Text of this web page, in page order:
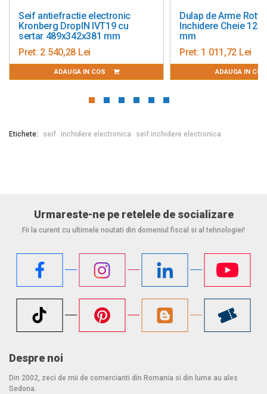
Grosime usa: 62 mm
Grosime perete: 24 mm
1 an garantie
Dimensiuni exterioare:638 x 650 x 550 mm
*Datorita accesoriilor, adâncimea exterioara creste cu 60 mm
antiefractie electronic
DropIN IVT19 cu
489x342x381 mm
2 540,28 Lei
ADAUGA IN COS
Dulap de Arme Rottner Gun 1
Inchidere Cheie
1 011,72 Lei
ADAUGA IN COS
Etichete: seif inchidere electronica seif inchidere electronica
Urmareste-ne pe retelele de socializare
Fii la curent cu ultimele noutati din domeniul fiscal si al tehnologiei!
Despre noi
Din 2002, zeci de mii de comercianti din Romania si din lume au ales
Sedona.